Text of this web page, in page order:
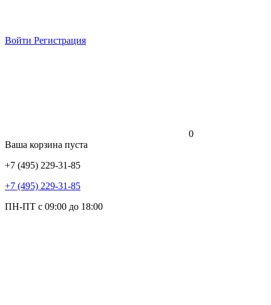
Войти Регистрация
0
Ваша корзина пуста
+7 (495) 229-31-85
+7 (495) 229-31-85
ПН-ПТ с 09:00 до 18:00